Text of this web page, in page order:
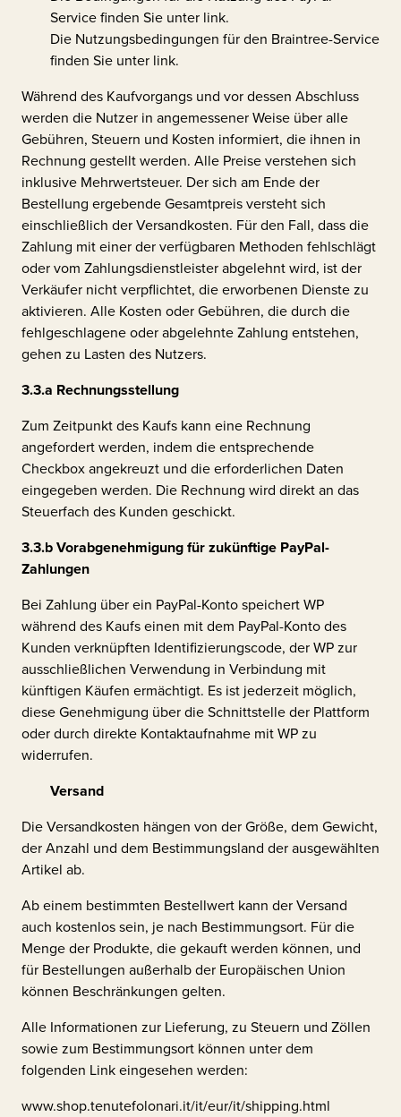
Service finden Sie unter link.
Die Nutzungsbedingungen für den Braintree-Service
finden Sie unter link.
Während des Kaufvorgangs und vor dessen Abschluss
werden die Nutzer in angemessener Weise über alle
Gebühren, Steuern und Kosten informiert, die ihnen in
Rechnung gestellt werden. Alle Preise verstehen sich
inklusive Mehrwertsteuer. Der sich am Ende der
Bestellung ergebende Gesamtpreis versteht sich
einschließlich der Versandkosten. Für den Fall, dass die
Zahlung mit einer der verfügbaren Methoden fehlschlägt
oder vom Zahlungsdienstleister abgelehnt wird, ist der
Verkäufer nicht verpflichtet, die erworbenen Dienste zu
aktivieren. Alle Kosten oder Gebühren, die durch die
fehlgeschlagene oder abgelehnte Zahlung entstehen,
gehen zu Lasten des Nutzers.
3.3.a Rechnungsstellung
Zum Zeitpunkt des Kaufs kann eine Rechnung
angefordert werden, indem die entsprechende
Checkbox angekreuzt und die erforderlichen Daten
eingegeben werden. Die Rechnung wird direkt an das
Steuerfach des Kunden geschickt.
3.3.bVorabgenehmigung für zukünftige PayPal-
Zahlungen
Bei Zahlung über ein PayPal-Konto speichert WP
während des Kaufs einen mit dem PayPal-Konto des
Kunden verknüpften Identifizierungscode, der WP zur
ausschließlichen Verwendung in Verbindung mit
künftigen Käufen ermächtigt. Es ist jederzeit möglich,
diese Genehmigung über die Schnittstelle der Plattform
oder durch direkte Kontaktaufnahme mit WP zu
widerrufen.
Versand
Die Versandkosten hängen von der Größe, dem Gewicht,
der Anzahl und dem Bestimmungsland der ausgewählten
Artikel ab.
Ab einem bestimmten Bestellwert kann der Versand
auch kostenlos sein, je nach Bestimmungsort. Für die
Menge der Produkte, die gekauft werden können, und
für Bestellungen außerhalb der Europäischen Union
können Beschränkungen gelten.
Alle Informationen zur Lieferung, zu Steuern und Zöllen
sowie zum Bestimmungsort können unter dem
folgenden Link eingesehen werden:
www.shop.tenutefolonari.it/it/eur/it/shipping.html